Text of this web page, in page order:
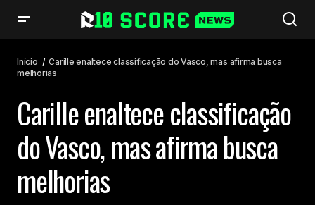
Início
Carille enaltece classificação do Vasco, mas afirma busca
melhorias
Carille enaltece classificação
do Vasco, mas afirma busca
melhorias